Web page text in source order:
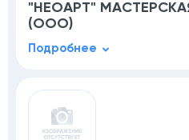
"НЕОАРТ"
(ООО)